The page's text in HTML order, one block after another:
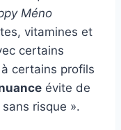
Méno
vitamines et
certains
certains profils
évite de
risque ».